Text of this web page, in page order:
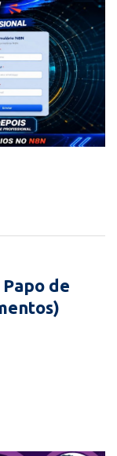
de